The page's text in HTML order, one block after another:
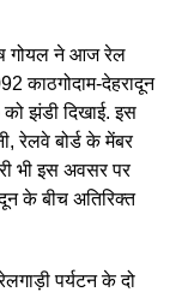
गोयल ने आज रेल
काठगोदाम-देहरादून
को झंडी दिखाई. इस
रेलवे बोर्ड के मेंबर
भी इस अवसर पर
के बीच अतिरिक्त
पर्यटन के दो